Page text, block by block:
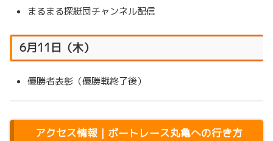
まるまる探艇団チャンネル配信
6月11日（木）
優勝者表彰（優勝戦終了後）
アクセス情報｜ボートレース丸亀への行き方